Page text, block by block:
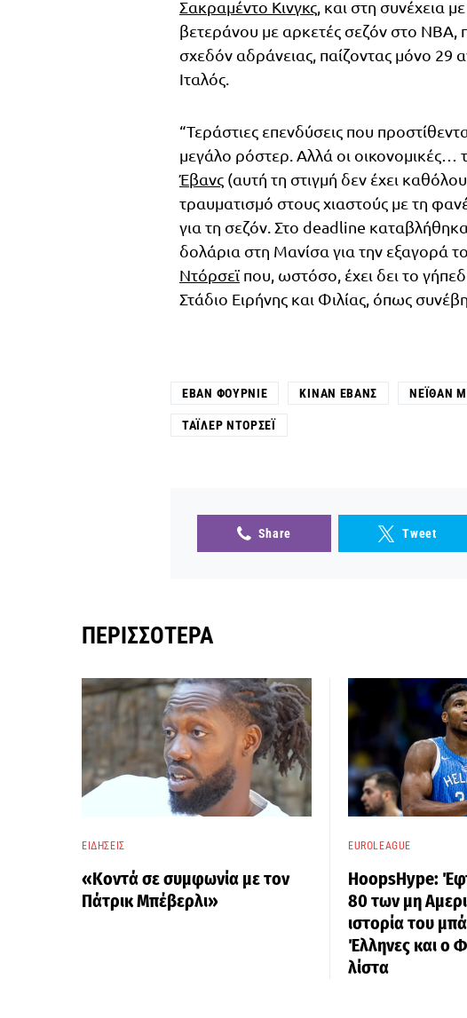
Σακραμέντο Κινγκς, και στη συνέχεια
βετεράνου με αρκετές σεζόν στο
σχεδόν αδράνειας, παίζοντας μόνο 29
Ιταλός.
“Τεράστιες επενδύσεις που
μεγάλο ρόστερ. Αλλά οι
Έβανς (αυτή τη στιγμή δεν έχει
τραυματισμό στους χιαστούς με τη
για τη σεζόν. Στο deadline
δολάρια στη Μανίσα για την εξαγορά
Ντόρσεϊ που, ωστόσο, έχει δει το
Στάδιο Ειρήνης και Φιλίας, όπως
ΕΒΆΝ ΦΟΥΡΝΙΈ ΚΊΝΑΝ ΈΒΑΝΣ ΝΈΙΘΑΝ
ΤΆΙΛΕΡ ΝΤΌΡΣΕΪ
Share Tweet
ΠΕΡΙΣΣΌΤΕΡΑ
ΕΙΔΉΣΕΙΣ
«Κοντά σε συμφωνία με τον
Πάτρικ Μπέβερλι»
EUROLEAGUE
HoopsHype:
80 των μη
ιστορία του
Έλληνες και ο
λίστα